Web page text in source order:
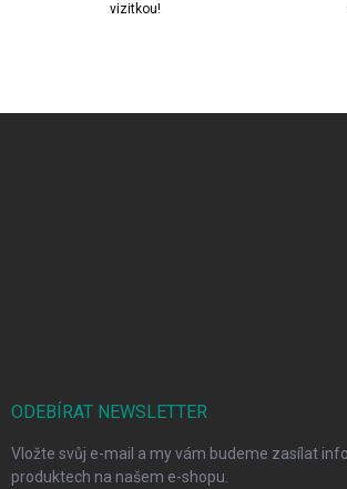
vizitkou!
ODEBÍRAT NEWSLETTER
Vložte svůj e-mail a my vám budeme zasílat
produktech na našem e-shopu.